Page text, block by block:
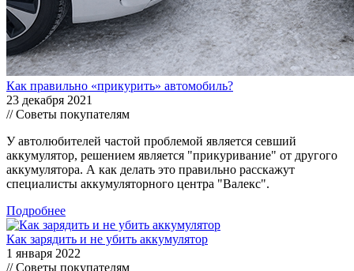
Как правильно «прикурить» автомобиль?
23 декабря 2021
// Советы покупателям
У автолюбителей частой проблемой является севший
аккумулятор, решением является "прикуривание" от другого
аккумулятора. А как делать это правильно расскажут
специалисты аккумуляторного центра "Валекс".
Подробнее
Как зарядить и не убить аккумулятор
1 января 2022
// Советы покупателям